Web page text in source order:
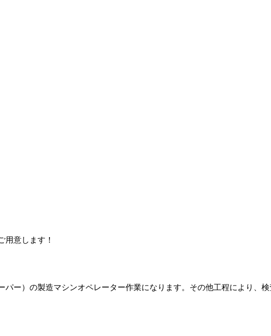
用意します！
ー）の製造マシンオペレーター作業になります。その他工程により、